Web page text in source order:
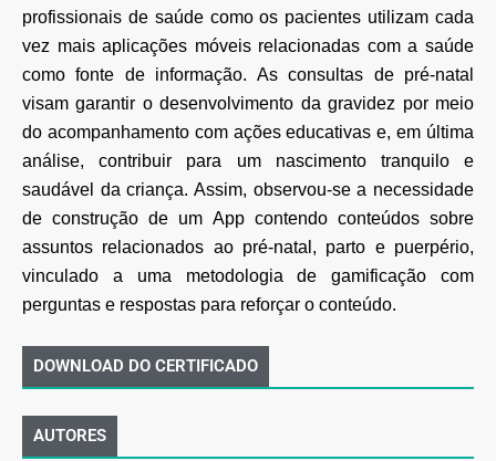
profissionais de saúde como os pacientes utilizam cada
vez mais aplicações móveis relacionadas com a saúde
como fonte de informação. As consultas de pré-natal
visam garantir o desenvolvimento da gravidez por meio
do acompanhamento com ações educativas e, em última
análise, contribuir para um nascimento tranquilo e
saudável da criança. Assim, observou-se a necessidade
de construção de um App contendo conteúdos sobre
assuntos relacionados ao pré-natal, parto e puerpério,
vinculado a uma metodologia de gamificação com
perguntas e respostas para reforçar o conteúdo.
DOWNLOAD DO CERTIFICADO
AUTORES